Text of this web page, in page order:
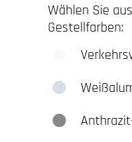
Wählen Sie
Gestellfarben: